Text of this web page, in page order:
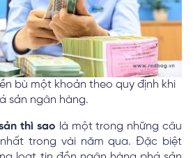
bù một khoản theo quy định khi
sản ngân hàng.
thì sao là một trong những câu
trong vài năm qua. Đặc biệt